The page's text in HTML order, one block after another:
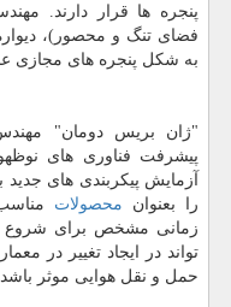
پنجره ها قرار دارند.
فضای تنگ و محصور)، دیواره
به شكل پنجره های مجازی
"ژان بریس دومان"
پیشرفت فناوری های
آزمایش پیكربندی های جدید
را بعنوان محصولات
زمانی مشخص برای شروع به
تواند در ایجاد تغییر در
حمل و نقل هوایی موثر باشد.